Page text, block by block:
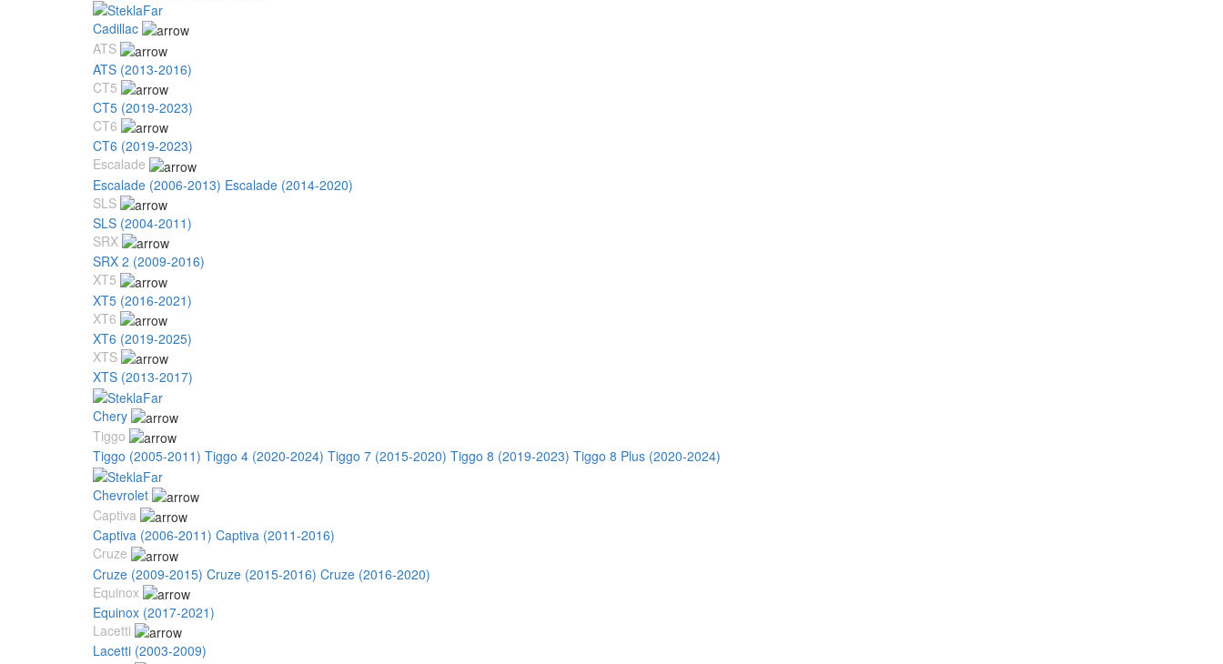
Cadillac
ATS
ATS (2013-2016)
CT5
CT5 (2019-2023)
CT6
CT6 (2019-2023)
Escalade
Escalade (2006-2013) Escalade (2014-2020)
SLS
SLS (2004-2011)
SRX
SRX 2 (2009-2016)
XT5
XT5 (2016-2021)
XT6
XT6 (2019-2025)
XTS
XTS (2013-2017)
Chery
Tiggo
Tiggo (2005-2011) Tiggo 4 (2020-2024) Tiggo 7 (2015-2020) Tiggo 8 (2019-2023) Tiggo 8 Plus (2020-2024)
Chevrolet
Captiva
Captiva (2006-2011) Captiva (2011-2016)
Cruze
Cruze (2009-2015) Cruze (2015-2016) Cruze (2016-2020)
Equinox
Equinox (2017-2021)
Lacetti
Lacetti (2003-2009)